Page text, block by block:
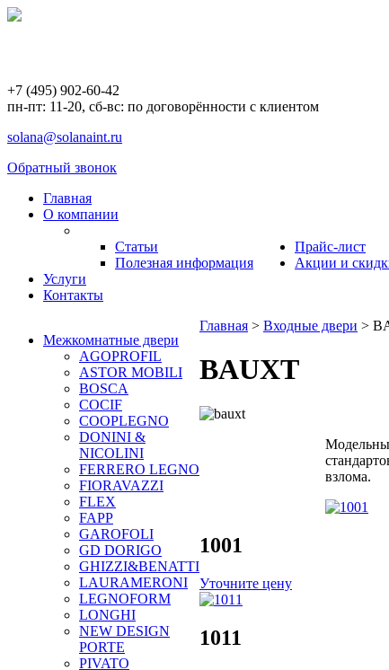
+7 (495) 902-60-42
пн-пт: 11-20, сб-вс: по договорённости с клиентом
solana@solanaint.ru
Обратный звонок
Главная
О компании
Статьи
Полезная информация
Прайс-лист
Акции и
Услуги
Контакты
Межкомнатные двери
AGOPROFIL
ASTOR MOBILI
BOSCA
COCIF
COOPLEGNO
DONINI &
NICOLINI
FERRERO LEGNO
FIORAVAZZI
FLEX
FAPP
GAROFOLI
GD DORIGO
GHIZZI&BENATTI
LAURAMERONI
LEGNOFORM
LONGHI
NEW DESIGN
PORTE
PIVATO
Главная > Входные двери >
BAUXT
взлома.
1001
Уточните цену
1011